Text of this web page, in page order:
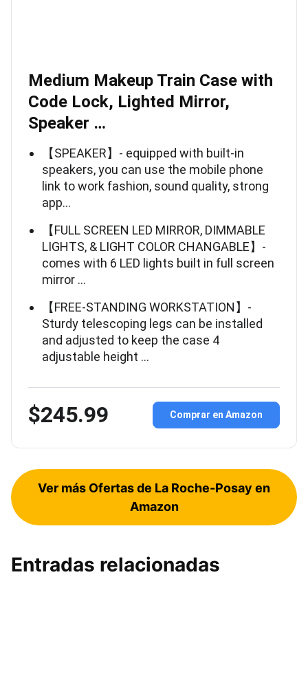
Medium Makeup Train Case with
Code Lock, Lighted Mirror,
Speaker …
【SPEAKER】- equipped with built-in
speakers, you can use the mobile phone
link to work fashion, sound quality, strong
app…
【FULL SCREEN LED MIRROR, DIMMABLE
LIGHTS, & LIGHT COLOR CHANGABLE】-
comes with 6 LED lights built in full screen
mirror …
【FREE-STANDING WORKSTATION】-
Sturdy telescoping legs can be installed
and adjusted to keep the case 4
adjustable height …
$245.99 Comprar en Amazon
Ver más Ofertas de La Roche-Posay en
Amazon
Entradas relacionadas